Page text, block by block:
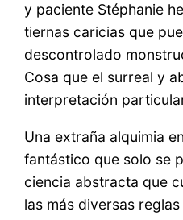
y paciente Stéphanie
tiernas caricias que
descontrolado
Cosa que el surreal y
interpretación
Una extraña alquimia
fantástico que solo se
ciencia abstracta que
las más diversas